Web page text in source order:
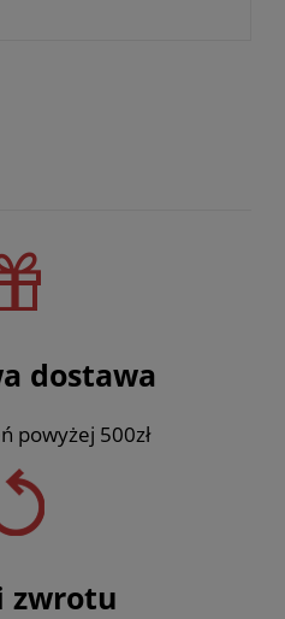
dostawa
powyżej 500zł
zwrotu